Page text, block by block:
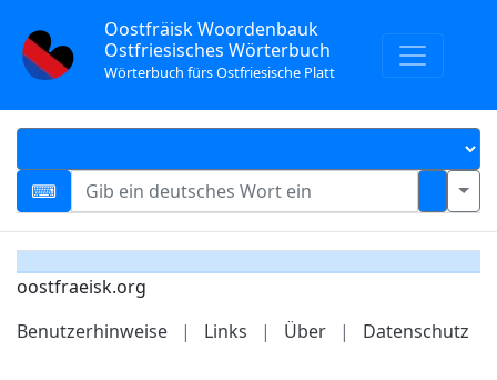
Oostfräisk Woordenbauk
Ostfriesisches Wörterbuch
Wörterbuch fürs Ostfriesische Platt
oostfraeisk.org
Benutzerhinweise
| Links | Über | Datenschutz